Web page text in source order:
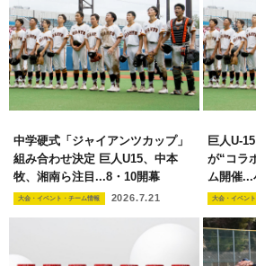
中学硬式「ジャイアンツカップ」
組み合わせ決定 巨人U15、中本
牧、湘南ら注目...8・10開幕
大会・イベント・チーム情報 2026.7.21
巨人U-
が“コラ
ム開催...
大会・イベン